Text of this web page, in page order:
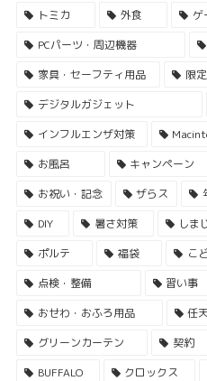
トミカ
外食 ゲ
PCパーツ・周辺機器
家具・セーフティ用品
限
デジタルガジェット
インフルエンザ対策
お風呂
キャンペーン
お祝い・記念
ザらス
DIY
暑さ対策 しま
ポルテ
福袋 こ
点検・整備
習い事
おせわ・おふろ用品
任
グリーンカーテン
契約
BUFFALO
クロックス